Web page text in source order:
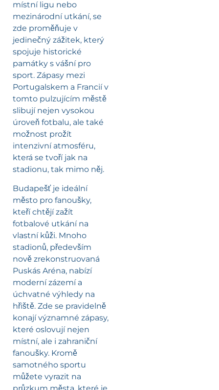
místní ligu nebo
mezinárodní utkání, se
zde proměňuje v
jedinečný zážitek, který
spojuje historické
památky s vášní pro
sport. Zápasy mezi
Portugalskem a Francií v
tomto pulzujícím městě
slibují nejen vysokou
úroveň fotbalu, ale také
možnost prožít
intenzivní atmosféru,
která se tvoří jak na
stadionu, tak mimo něj.
Budapešť je ideální
město pro fanoušky,
kteří chtějí zažít
fotbalové utkání na
vlastní kůži. Mnoho
stadionů, především
nově zrekonstruovaná
Puskás Aréna, nabízí
moderní zázemí a
úchvatné výhledy na
hřiště. Zde se pravidelně
konají významné zápasy,
které oslovují nejen
místní, ale i zahraniční
fanoušky. Kromě
samotného sportu
můžete vyrazit na